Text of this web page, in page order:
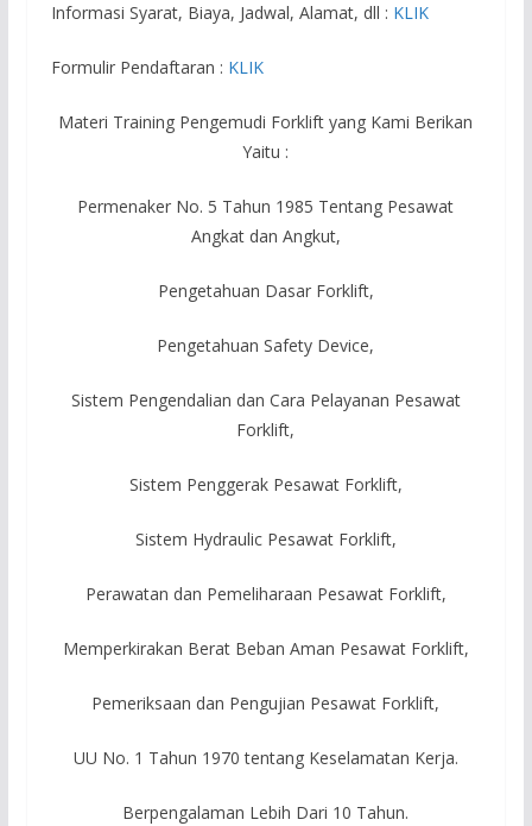
Informasi Syarat, Biaya, Jadwal, Alamat, dll : KLIK
Formulir Pendaftaran : KLIK
Materi Training Pengemudi Forklift yang Kami Berikan
Yaitu :
Permenaker No. 5 Tahun 1985 Tentang Pesawat
Angkat dan Angkut,
Pengetahuan Dasar Forklift,
Pengetahuan Safety Device,
Sistem Pengendalian dan Cara Pelayanan Pesawat
Forklift,
Sistem Penggerak Pesawat Forklift,
Sistem Hydraulic Pesawat Forklift,
Perawatan dan Pemeliharaan Pesawat Forklift,
Memperkirakan Berat Beban Aman Pesawat Forklift,
Pemeriksaan dan Pengujian Pesawat Forklift,
UU No. 1 Tahun 1970 tentang Keselamatan Kerja.
Berpengalaman Lebih Dari 10 Tahun.